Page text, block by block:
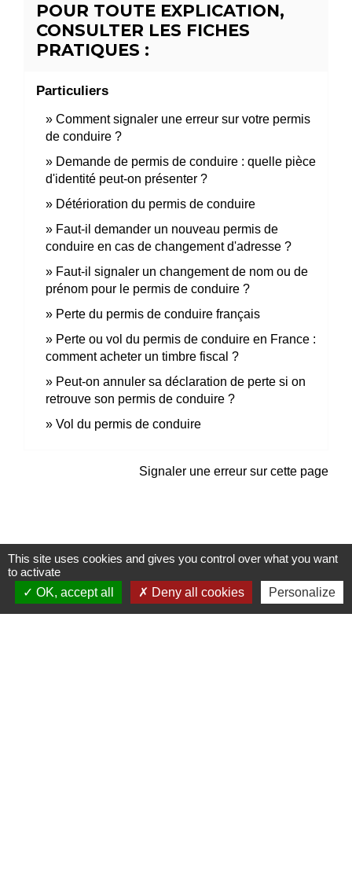
POUR TOUTE EXPLICATION,
CONSULTER LES FICHES
PRATIQUES :
Particuliers
Comment signaler une erreur sur votre permis
de conduire ?
Demande de permis de conduire : quelle pièce
d'identité peut-on présenter ?
Détérioration du permis de conduire
Faut-il demander un nouveau permis de
conduire en cas de changement d'adresse ?
Faut-il signaler un changement de nom ou de
prénom pour le permis de conduire ?
Perte du permis de conduire français
Perte ou vol du permis de conduire en France :
comment acheter un timbre fiscal ?
Peut-on annuler sa déclaration de perte si on
retrouve son permis de conduire ?
Vol du permis de conduire
Signaler une erreur sur cette page
Contacts
Mairie de Marssac-sur-Tarn
This site uses cookies and gives you control over what you want
to activate
OK, accept all
Deny all cookies Personalize